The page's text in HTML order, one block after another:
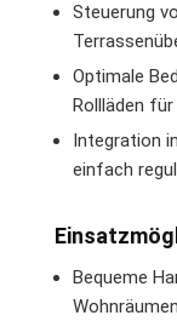
Steuerung
Optimale
Rollläden
Integration
einfach
Bequeme